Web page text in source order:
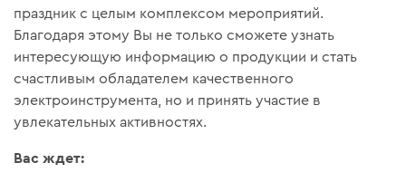
праздник с целым комплексом мероприятий.
Благодаря этому Вы не только сможете узнать
интересующую информацию о продукции и стать
счастливым обладателем качественного
электроинструмента, но и принять участие в
увлекательных активностях.
Вас ждет: